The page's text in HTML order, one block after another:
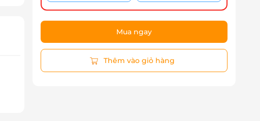
Mua ngay
Thêm vào giỏ hàng